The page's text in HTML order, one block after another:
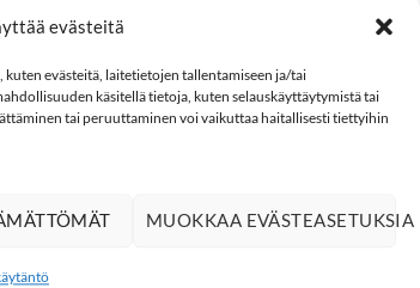
evästeitä
evästeitä, laitetietojen tallentamiseen ja/tai
käsitellä tietoja, kuten selauskäyttäytymistä tai
tai peruuttaminen voi vaikuttaa haitallisesti tiettyihin
MUOKKAA EVÄSTEASETUKSIA
Asiakasrekisteriseloste ja tietosuojatiedot
Toimitusehdot